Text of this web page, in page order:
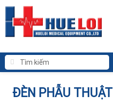
ĐÈN PHẪU THUẬT